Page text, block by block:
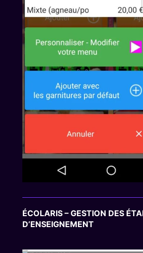
ÉCOLARIS – GESTION DES
D’ENSEIGNEMENT